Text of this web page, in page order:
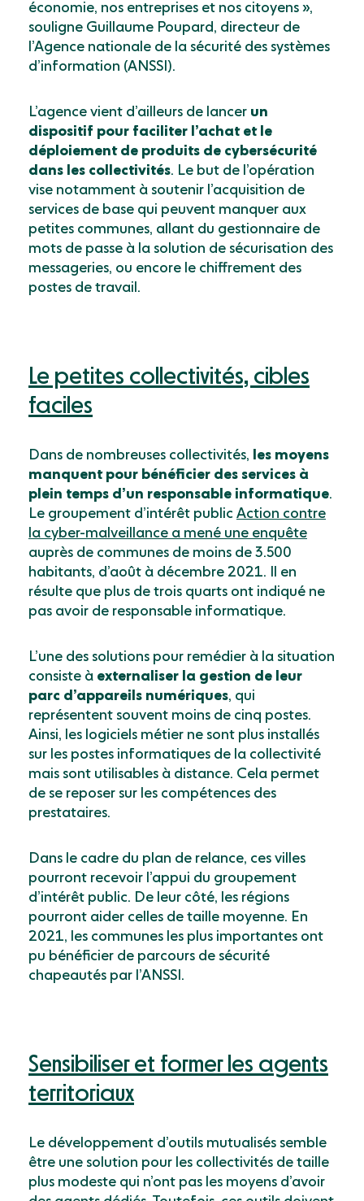
économie, nos entreprises et nos citoyens »,
souligne Guillaume Poupard, directeur de
l’Agence nationale de la sécurité des systèmes
d’information (ANSSI).
L’agence vient d’ailleurs de lancer un
dispositif pour faciliter l’achat et le
déploiement de produits de ­cybersécurité
dans les collectivités. Le but de l’opération
vise notamment à soutenir l’acquisition de
services de base qui peuvent manquer aux
petites communes, allant du gestionnaire de
mots de passe à la solution de sécuri­sation des
messageries, ou encore le chiffrement des
postes de travail.
Le petites collectivités, cibles
faciles
Dans de nombreuses collectivités,
les moyens
manquent pour bénéficier des services à
plein temps d’un responsable informatique.
Le groupement d’inté­rêt public Action contre
la cyber-malveillance a mené une enquête
auprès de communes de moins de 3.500
habitants, d’août à décembre 2021. Il en
résulte que plus de trois quarts ont indiqué ne
pas avoir de ­responsable informatique.
L’une des solutions pour remédier à la situation
consiste à externaliser la gestion de leur
parc d’appareils numériques, qui
représentent souvent moins de cinq postes.
Ainsi, les logiciels métier ne sont plus installés
sur les postes informatiques de la collectivité
mais sont utilisables à distance. Cela permet
de se reposer sur les ­compétences des
prestataires.
Dans le cadre du plan de relance, ces villes
pourront recevoir l’appui du groupement
d’inté­rêt public. De leur côté, les régions
pourront aider celles de taille moyenne. En
2021, les communes les plus importantes ont
pu bénéficier de parcours de ­sécurité
chapeautés par l’ANSSI.
Sensibiliser et former les agents
territoriaux
Le développement d’outils mutualisés semble
être une solution pour les collectivités de taille
plus modeste qui n’ont pas les moyens d’avoir